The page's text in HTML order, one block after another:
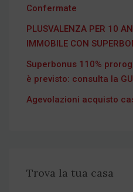
Confermate
PLUSVALENZA PER 10
IMMOBILE CON
Superbonus 110%
è previsto: consulta la
Agevolazioni acquisto
Trova la tua casa